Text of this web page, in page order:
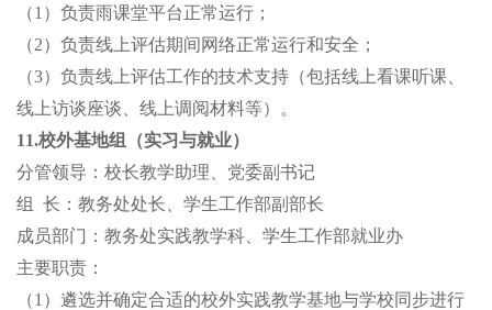
（1）负责雨课堂平台正常运行；
（2）负责线上评估期间网络正常运行和安全；
（3）负责线上评估工作的技术支持（包括线上看课听课、
线上访谈座谈、线上调阅材料等）。
11.校外基地组（实习与就业）
分管领导： 校长教学助理 、党委副书记
组 长：教务处处长、学生工作部副部长
成员部门：教务处实践教学科、学生工作部就业办
主要职责：
（1）遴选并确定合适的校外实践教学基地与学校同步进行